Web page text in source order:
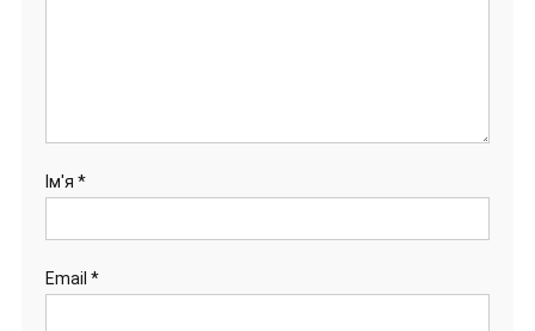
Ім'я *
Email *